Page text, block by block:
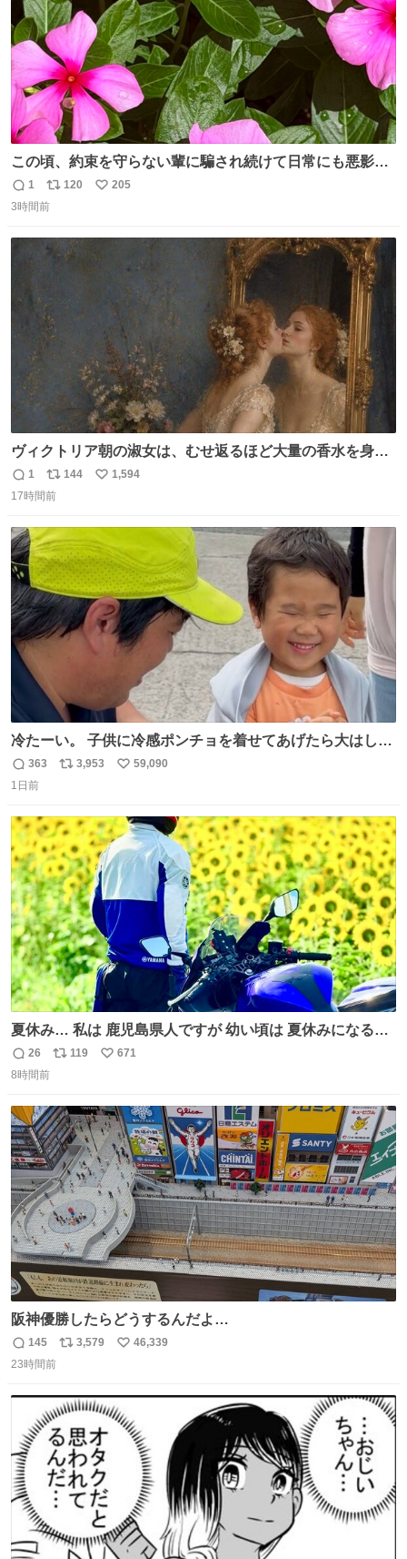
この頃、約束を守らない輩に騙され続けて日常にも悪影響
が出てきて仕事も出来ずでストレスマックス。 解決には断
ち切るのみ。 そんな時に美しい光景は救いの刻です。 人様
気もない。 実直に生きる！ 今日も嘘に負けずに頑張りま
す。 #LUNE #約束
返
信
1
リ
ポ
ト
120
い
205
3時間前
ヴィクトリア朝の淑女は、むせ返るほど大量の香水を身に
つけるものではないとされていた。それでも香水は、髪や
肌の手入れと同じくらい、ヴィクトリア朝の女性達の美容
が知る香水よりも単純な組成で、その大部分は薔薇、菫、
ベルガモット、
返
信
1
リ
ポ
ト
数
144
い
数
1,594
17時間前
冷たーい。 子供に冷感ポンチョを着せてあげたら大はしゃ
ぎで喜んでくれました。 こんな素敵な代物を提供してくれ
た山口県の恩師に感謝。
返
信
363
リ
ト
数
3,953
い
数
59,090
1日前
夏休み… 私は 鹿児島県人ですが 幼い頃は 夏休みになると
母の郷… 山梨へ遊びに行くのが楽しみでした 母の実家へ 1
ヶ月近く泊まって … … 今の私は 医療従事者 お盆休み？ﾅﾆ
景 淡い記憶 そんな思い出の風景… ありますか？
返
信
26
リ
ト
数
119
い
数
671
8時間前
阪神優勝したらどうするんだよ…
返
信
145
リ
ト
数
3,579
い
数
46,339
23時間前